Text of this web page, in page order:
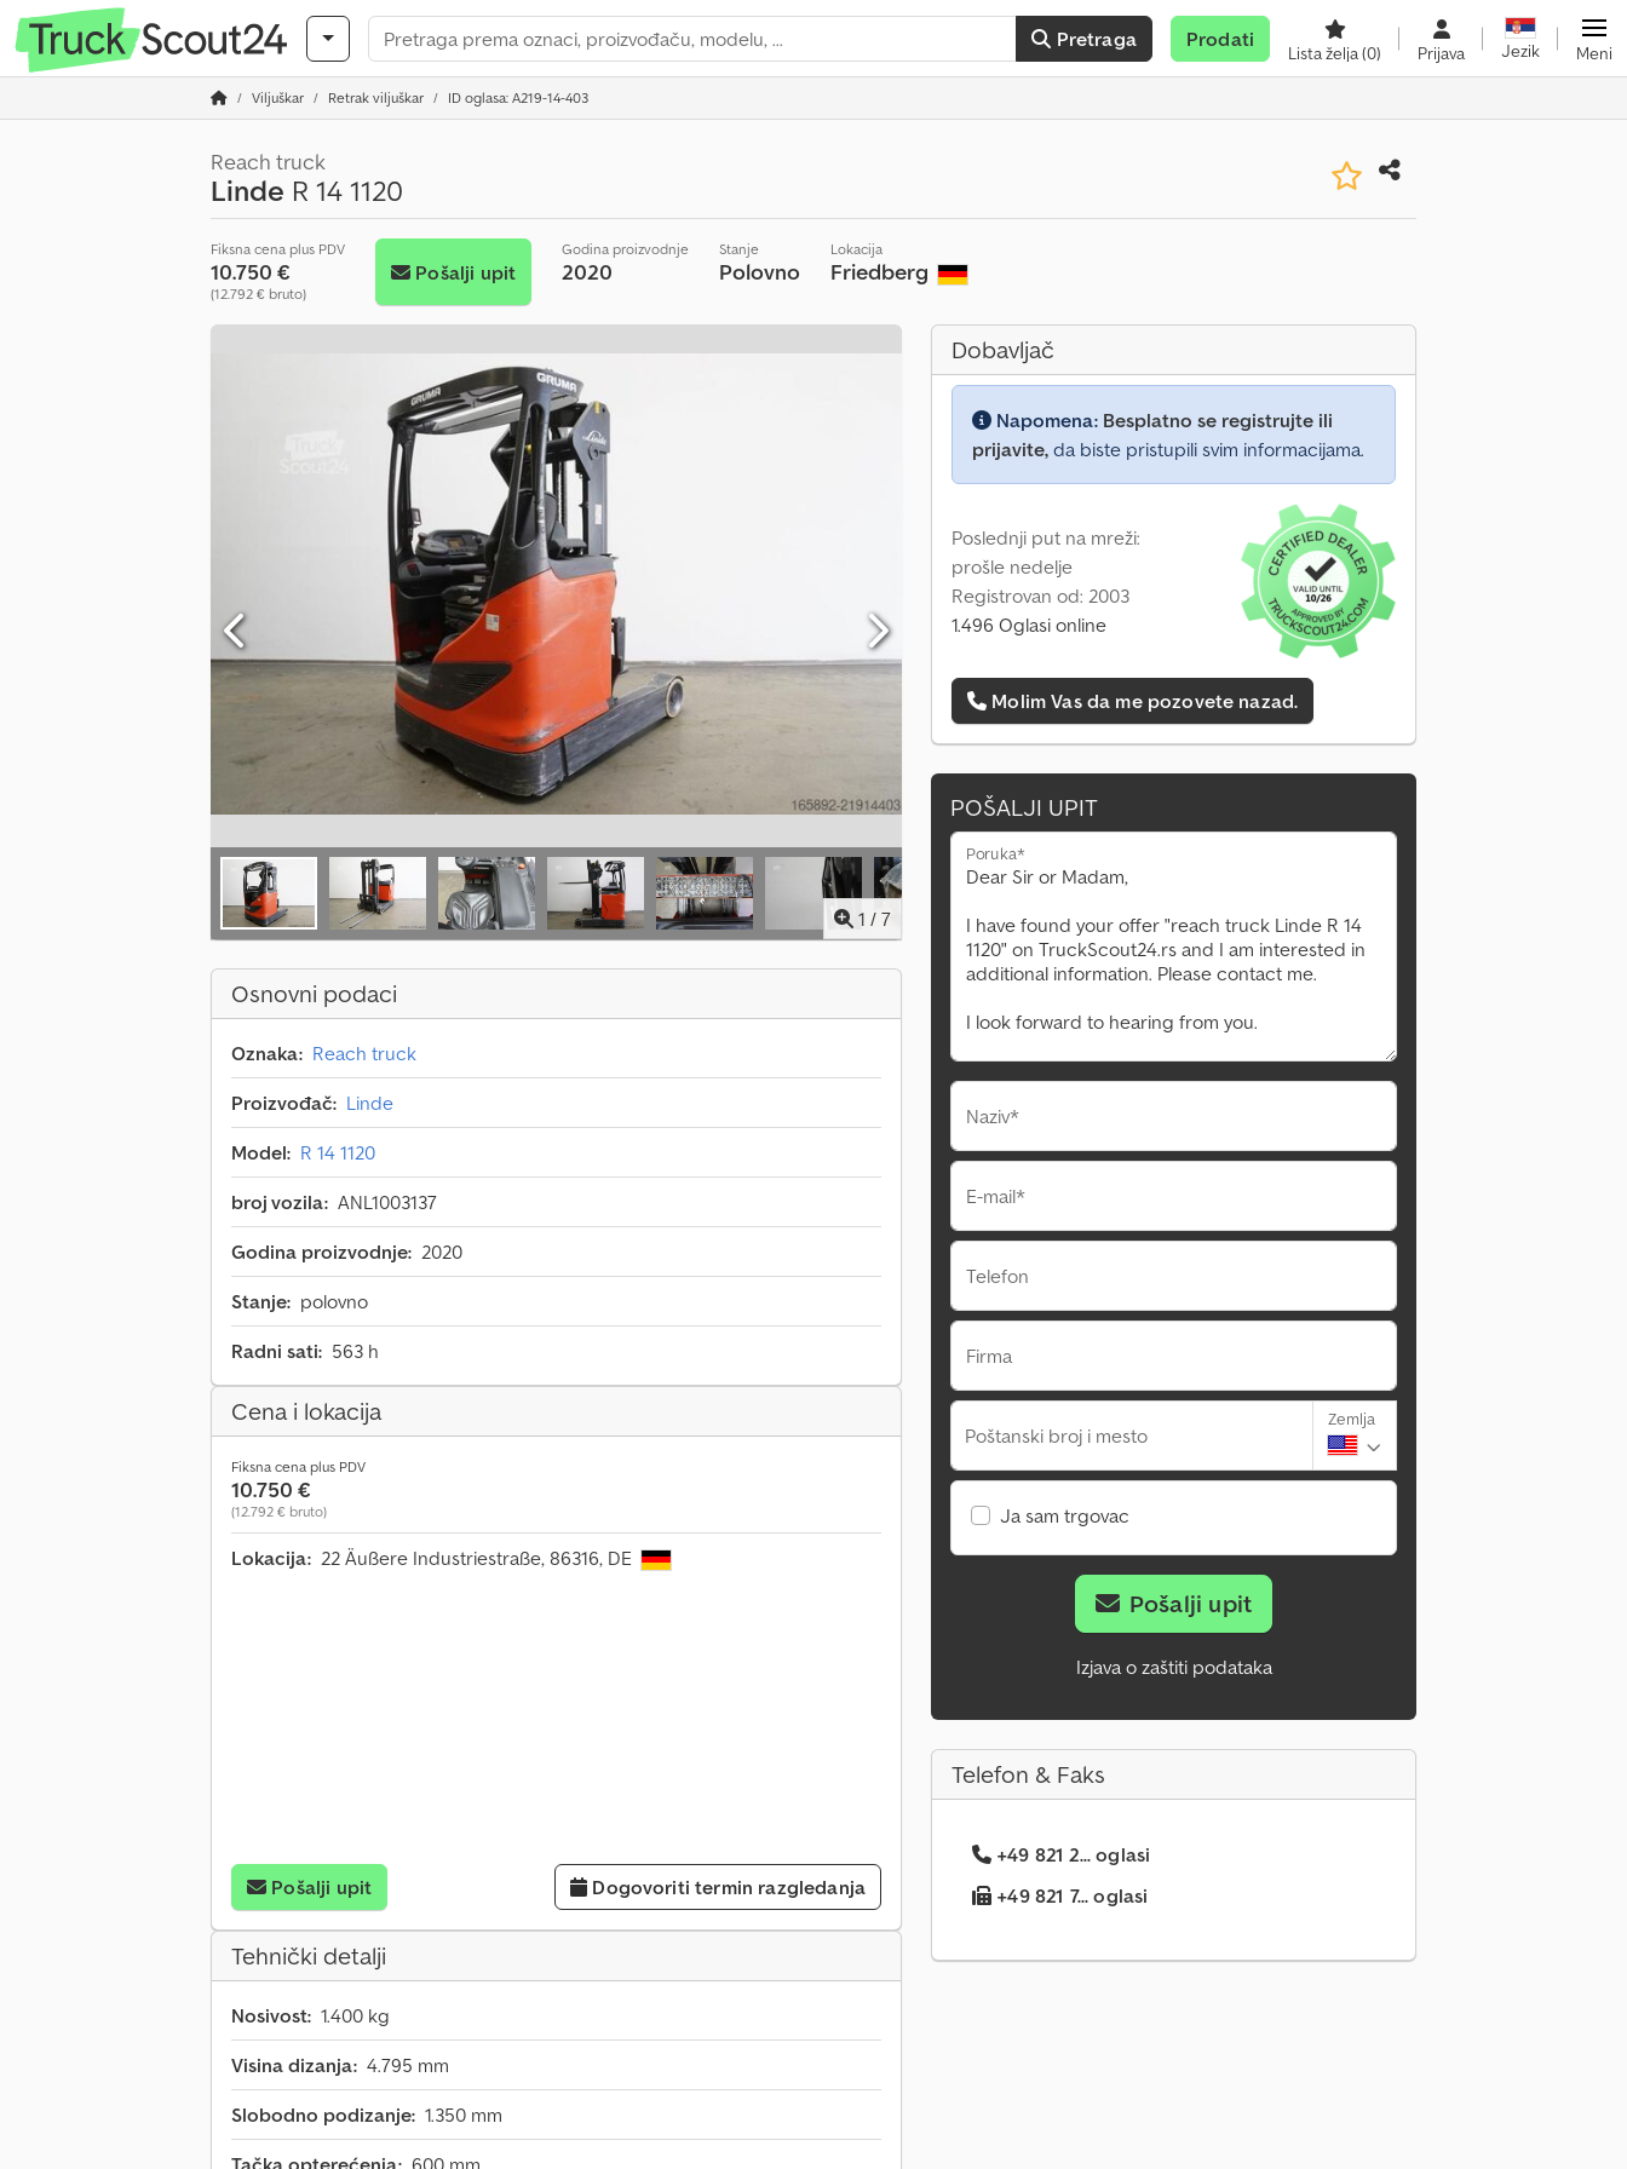
Pretraga Prodati
Lista želja(0) Prijava Jezik Meni
Viljuškar Retrak viljuškar ID oglasa: A219-14-403
Reach truck
Linde R 14 1120
Fiksna cena plus PDV
10.750 €
(12.792 € bruto)
Pošalji upit
Godina proizvodnje
2020
Stanje
Polovno
Lokacija
Friedberg
1 / 7
Osnovni podaci
Oznaka: Reach truck
Proizvođač: Linde
Model: R 14 1120
broj vozila: ANL1003137
Godina proizvodnje: 2020
Stanje: polovno
Radni sati: 563 h
Cena i lokacija
Fiksna cena plus PDV
10.750 €
(12.792 € bruto)
Lokacija: 22 Äußere Industriestraße, 86316, DE
Pošalji upit Dogovoriti termin razgledanja
Tehnički detalji
Nosivost: 1.400 kg
Visina dizanja: 4.795 mm
Slobodno podizanje: 1.350 mm
Dobavljač
Napomena: Besplatno se registrujte ili
prijavite, da biste pristupili svim informacijama.
Poslednji put na mreži:
prošle nedelje
Registrovan od: 2003
1.496 Oglasi online
Molim Vas da me pozovete nazad.
POŠALJI UPIT
Poruka*
Naziv*
E-mail*
Telefon
Firma
Poštanski broj i mesto
Zemlja
Ja sam trgovac
Pošalji upit
Izjava o zaštiti podataka
Telefon & Faks
+49 821 2... oglasi
+49 821 7... oglasi